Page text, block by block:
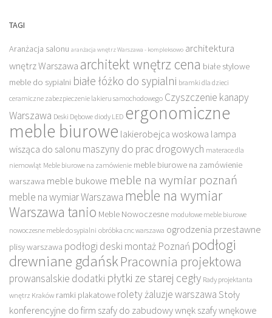
TAGI
Aranżacja salonu aranżacja wnętrz Warszawa - kompleksowo architektura
wnętrz Warszawa architekt wnętrz cena białe stylowe
meble do sypialni białe łóżko do sypialni bramki dla dzieci
ceramiczne zabezpieczenie lakieru samochodowego Czyszczenie kanapy
Warszawa Deski Dębowe diody LED ergonomiczne
meble biurowe lakierobejca woskowa lampa
wisząca do salonu maszyny do prac drogowych materace dla
niemowląt Meble biurowe na zamówienie meble biurowe na zamówienie
warszawa meble bukowe meble na wymiar poznań
meble na wymiar Warszawa meble na wymiar
Warszawa tanio Meble Nowoczesne modułowe meble biurowe
nowoczesne meble do sypialni obróbka cnc warszawa ogrodzenia przestawne
plisy warszawa podłogi deski montaż Poznań podłogi
drewniane gdańskPracownia projektowa
prowansalskie dodatki płytki ze starej cegły Rady projektanta
wnętrz Kraków ramki plakatowe rolety żaluzje warszawa Stoły
konferencyjne do firm szafy do zabudowy wnęk szafy wnękowe